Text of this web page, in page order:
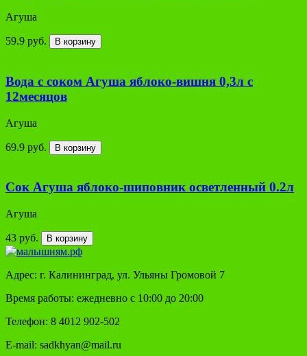
Агуша
59.9 руб. В корзину
Вода с соком Агуша яблоко-вишня 0,3л с
12месяцов
Агуша
69.9 руб. В корзину
Сок Агуша яблоко-шиповник осветленный 0.2л
Агуша
43 руб. В корзину
Адрес: г. Калининград, ул. Ульяны Громовой 7
Время работы: ежедневно с 10:00 до 20:00
Телефон: 8 4012 902-502
E-mail: sadkhyan@mail.ru